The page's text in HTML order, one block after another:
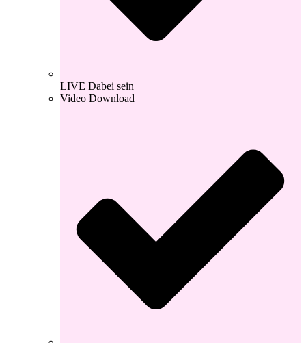
LIVE Dabei sein
Video Download